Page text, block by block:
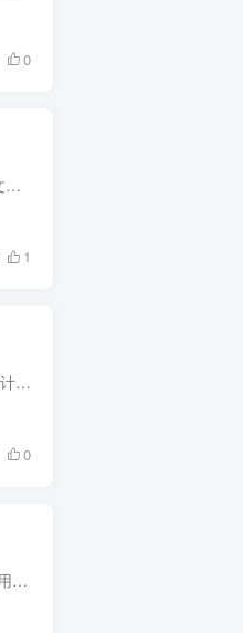
0
Beyond Compare是一款功能强大的文件和文件夹比较工具。它可以帮助用户快速而准确地比较两个或多个文件或文件夹之间的差异，并显示出这些差异的详细信息。
1
MKVToolnix 是一款功能强大的多媒体文件处理工具，专为创建、修改和检查 Matroska (MKV) 格式文件而设计。它支持多种视频、音频和字幕格式，允许用户灵活地将不同的媒体元素合并到一个 MKV 文件...
0
DU Meter是一款网络流量监控工具，可以帮助用户实时监控网络流量的上传下载速度，帮助用户了解网络使用情况，以便更好地管理网络资源。